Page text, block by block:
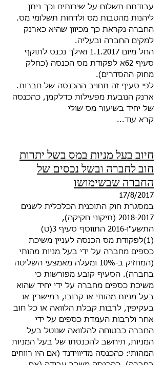
עבודתם תשלום על שירותים וכך ניתן
ליהנות מהטבות מס ולדחות תשלומי מס.
החברה נקראת כך מכיוון שהיא כארנק
למקים החברה ובעליה.
החל מיום 1.1.2017 ואילך נכנס לתוקף
סעיף 62א לפקודת מס הכנסה (כחלק
מחוק ההסדרים).
.לפי סעיף זה תחויב ההכנסה של חברות
ארנק הנובעת מפעילות כדלקמן, כהכנסה
של יחיד בשיעור מס שולי
קרא עוד...
חיוב בעל מניות במס בשל יתרות
חוב לחברה ובשל נכסים של
החברה שבשימושו
17/8/2017
במסגרת חוק התוכנית הכלכלית לשנים
2018-2017 (תיקוני חקיקה),
התשע"ו-2016 התווסף סעיף 3(ט)
(1)לפקודת מס הכנסה לעניין משיכת
כספים מחברה על ידי בעל מניות מהותי
(המחזיק ב-10% ומעלה מאמצעי השליטה
בחברה). הסעיף קובע מפורשות כי
משיכת כספים מחברה על ידי יחיד שהוא
בעל מניות מהותי או קרובו, במישרין או
בעקיפין, לרבות קבלת הלוואה או כל חוב
אחר ולרבות העמדת כספים על ידי
החברה כבטוחה להלוואה שנוטל בעל
המניות, תיחשב להכנסתו של בעל המניות
המהותי: כהכנסה מדיווידנד (אם היו רווחים